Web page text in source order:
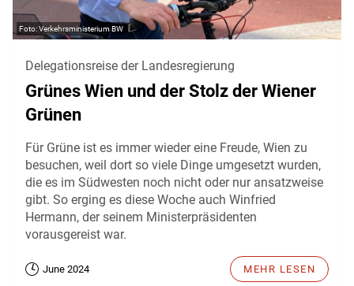
Verkehrsministerium BW
Delegationsreise der Landesregierung
Grünes Wien und der Stolz der Wiener
Grünen
Für Grüne ist es immer wieder eine Freude, Wien zu
besuchen, weil dort so viele Dinge umgesetzt wurden,
die es im Südwesten noch nicht oder nur ansatzweise
gibt. So erging es diese Woche auch Winfried
Hermann, der seinem Ministerpräsidenten
vorausgereist war.
June 2024 MEHR LESEN